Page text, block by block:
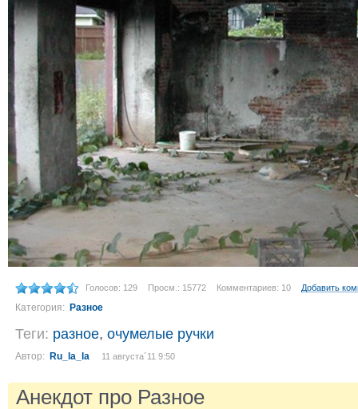
Голосов: 129 Просм.: 15772 Комментариев: 10 Добавить
Категория: Разное
Теги: разное, очумелые ручки
Автор: Ru_la_la 11 августа´11 9:50
Анекдот про Разное